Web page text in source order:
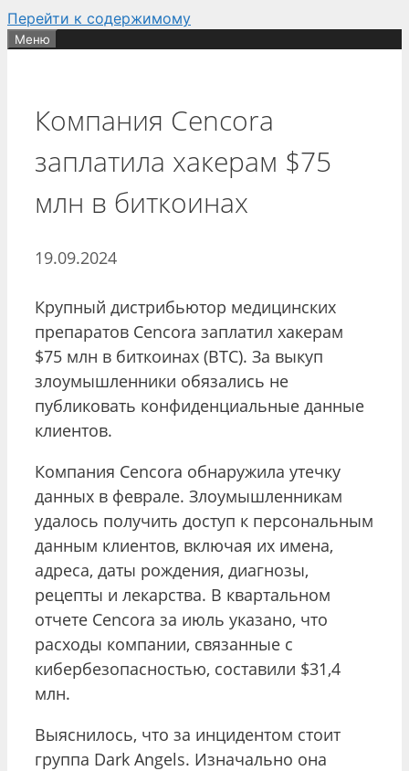
Перейти к содержимому
Меню
Компания Cencora
заплатила хакерам $75
млн в биткоинах
19.09.2024
Крупный дистрибьютор медицинских
препаратов Cencora заплатил хакерам
$75 млн в биткоинах (BTC). За выкуп
злоумышленники обязались не
публиковать конфиденциальные данные
клиентов.
Компания Cencora обнаружила утечку
данных в феврале. Злоумышленникам
удалось получить доступ к персональным
данным клиентов, включая их имена,
адреса, даты рождения, диагнозы,
рецепты и лекарства. В квартальном
отчете Cencora за июль указано, что
расходы компании, связанные с
кибербезопасностью, составили $31,4
млн.
Выяснилось, что за инцидентом стоит
группа Dark Angels. Изначально она